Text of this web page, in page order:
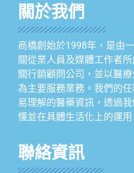
關於我們
商橋創始於1998年，是由
關從業人員及媒體工作者
關行銷顧問公司，並以醫
為主要服務業務。我們的
易理解的醫藥資訊，透過
懂並在具體生活化上的運用
聯絡資訊